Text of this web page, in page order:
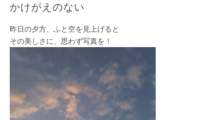
かけがえのない
昨日の夕方、ふと空を見上げると
その美しさに、思わず写真を！